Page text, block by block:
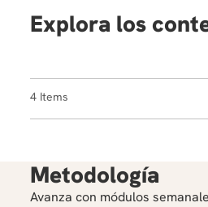
Explora los
4
Metodología
Avanza con módulos